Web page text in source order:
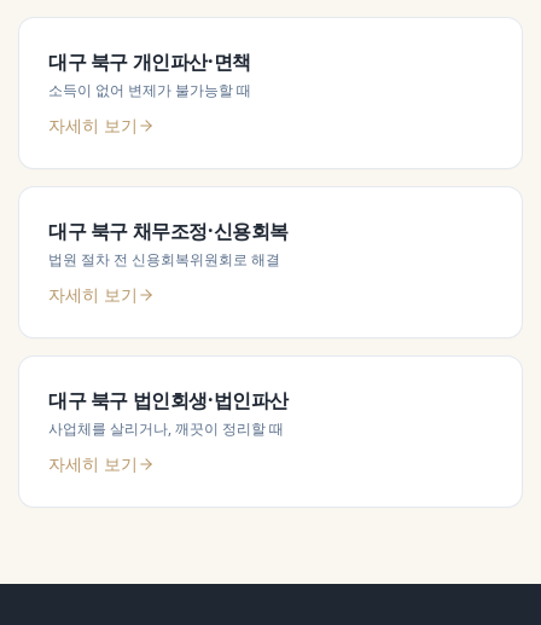
대구 북구개인파산·면책
소득이 없어 변제가 불가능할 때
자세히 보기
대구 북구채무조정·신용회복
법원 절차 전 신용회복위원회로 해결
자세히 보기
대구 북구 법인회생·법인파산
사업체를 살리거나, 깨끗이 정리할 때
자세히 보기